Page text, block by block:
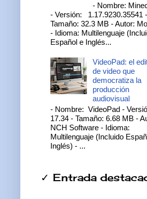
- Nombre:
- Versión: 1.17.9230.35541 -
Tamaño: 32.3 MB - Autor:
- Idioma: Multilenguaje
Español e Inglés...
VideoPad: el
de video que
democratiza la
producción
audiovisual
- Nombre: VideoPad -
17.34 - Tamaño: 6.68 MB -
NCH Software - Idioma:
Multilenguaje (Incluido
Inglés) - ...
✓ Entrada